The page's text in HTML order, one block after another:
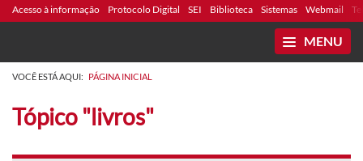
Acesso à informação Protocolo Digital SEI Biblioteca Sistemas Webmail
MENU
VOCÊ ESTÁ AQUI: PÁGINA INICIAL
Tópico "livros"